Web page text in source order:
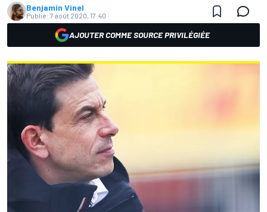
Benjamin Vinel
Publié: 7 août 2020, 17:40
AJOUTER COMME SOURCE PRIVILÉGIÉE